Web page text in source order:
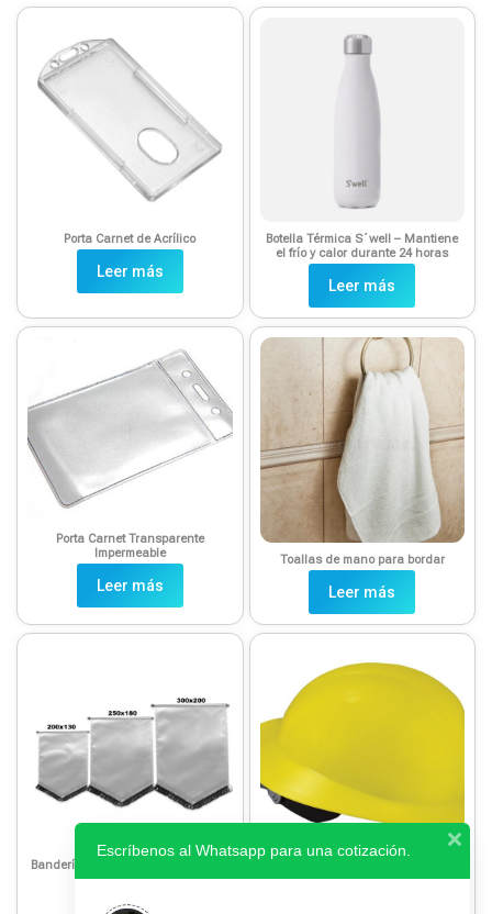
Porta Carnet de Acrílico
Leer más
Botella Térmica S´well – Mantiene
el frío y calor durante 24 horas
Leer más
Porta Carnet Transparente
Impermeable
Leer más
Toallas de mano para bordar
Leer más
Banderín para estanpar o Sublimar
Escríbenos al Whatsapp para una cotización.